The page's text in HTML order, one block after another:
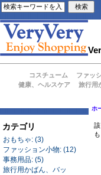
コスチューム ファッ
健康、ヘルスケア
旅行用
カテゴリ
おもちゃ: (3)
ファッション小物: (12)
事務用品: (5)
旅行用かばん、バッ
ホ